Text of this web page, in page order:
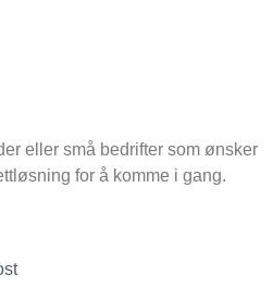
eller små bedrifter som ønsker
for å komme i gang.